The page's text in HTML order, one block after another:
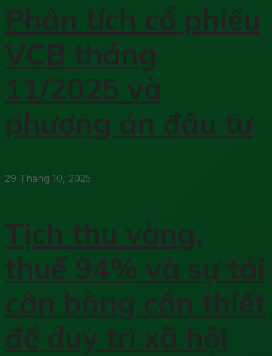
Phân tích cổ phiếu
VCB tháng
11/2025 và
phương án đầu tư
29 Tháng 10, 2025
Tịch thu vàng,
thuế 94% và sự tái
cân bằng cần thiết
để duy trì xã hội